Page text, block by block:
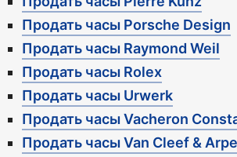
Продать часы Porsche Design
Продать часы Raymond Weil
Продать часы Rolex
Продать часы Urwerk
Продать часы Vacheron
Продать часы Van Cleef &